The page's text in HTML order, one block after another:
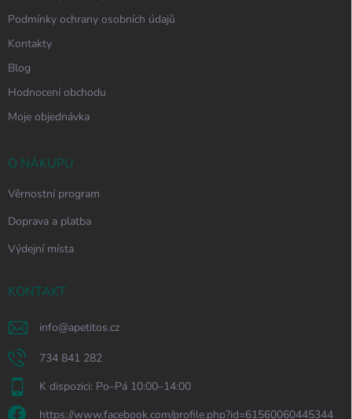
Podmínky ochrany osobních údajů
Kontakty
Blog
Hodnocení obchodu
Moje objednávka
O NÁKUPU
Věrnostní program
Doprava a platba
Výdejní místa
KONTAKT
info@apetitos.cz
734 841 282
K dispozici: Po–Pá 10:00–14:00
https://www.facebook.com/profile.php?id=61560060445344